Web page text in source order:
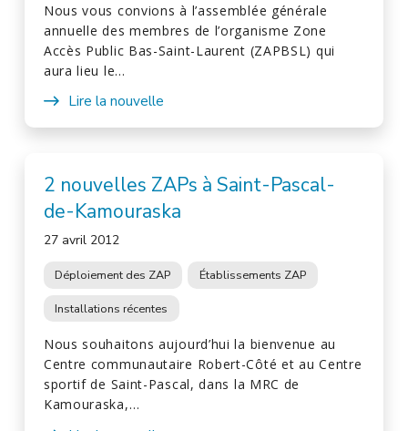
Nous vous convions à l’assemblée générale
annuelle des membres de l’organisme Zone
Accès Public Bas-Saint-Laurent (ZAPBSL) qui
aura lieu le…
Lire la nouvelle
2 nouvelles ZAPs à Saint-Pascal-
de-Kamouraska
27 avril 2012
Déploiement des ZAP Établissements ZAP
Installations récentes
Nous souhaitons aujourd’hui la bienvenue au
Centre communautaire Robert-Côté et au Centre
sportif de Saint-Pascal, dans la MRC de
Kamouraska,…